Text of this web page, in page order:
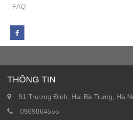
FAQ
THÔNG TIN
91 Trương Định, Hai Bà Trưng, Hà
0969864555